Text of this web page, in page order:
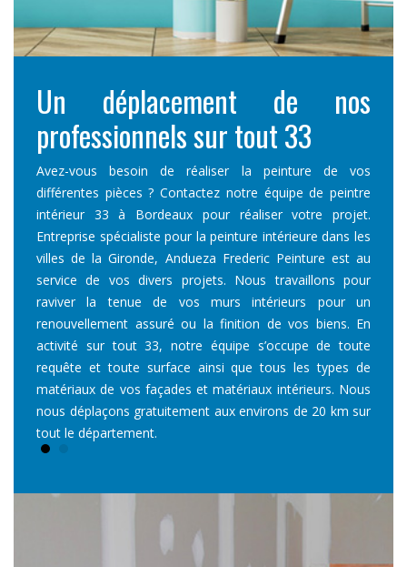
Un déplacement de nos
professionnels sur tout 33
Avez-vous besoin de réaliser la peinture de vos
différentes pièces ? Contactez notre équipe de peintre
intérieur 33 à Bordeaux pour réaliser votre projet.
Entreprise spécialiste pour la peinture intérieure dans les
villes de la Gironde, Andueza Frederic Peinture est au
service de vos divers projets. Nous travaillons pour
raviver la tenue de vos murs intérieurs pour un
renouvellement assuré ou la finition de vos biens. En
activité sur tout 33, notre équipe s’occupe de toute
requête et toute surface ainsi que tous les types de
matériaux de vos façades et matériaux intérieurs. Nous
nous déplaçons gratuitement aux environs de 20 km sur
tout le département.